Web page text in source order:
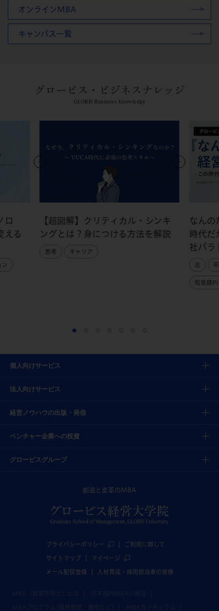
オンラインMBA
キャンパス一覧
グロービス・ビジネスナレッジ
GLOBIS Business Knowledge
ロ
える
ン
【超図解】クリティカル・シンキ
ングとは？身につける方法を解説
思考 キャリア
なんの
時代だ
社パラ
志
知見録
個人向けサービス
法人向けサービス
経営ノウハウの出版・発信
ベンチャー企業への投資
グロービスグループ
創造と変革のMBA
プライバシーポリシー ご利用に際して
サイトマップ マイページ
メール配信登録 人材育成・採用担当者の皆様